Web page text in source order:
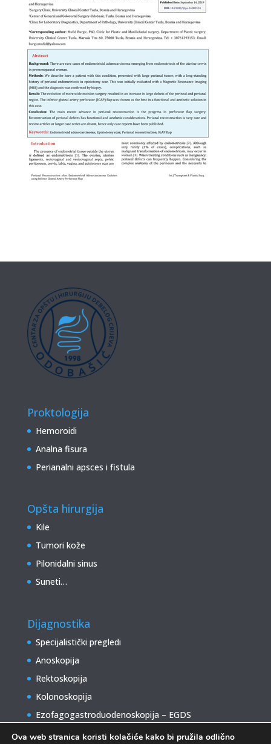
Proktologija
Hemoroidi
Analna fisura
Perianalni apsces i fistula
Opšta hirurgija
Kile
Tumori kože
Pilonidalni sinus
Suneti…
Dijagnostika
Specijalistički pregledi
Anoskopija
Rektoskopija
Kolonoskopija
Ezofagogastroduodenoskopija – EGDS
Ova web stranica koristi kolačiće kako bi pružila odlično